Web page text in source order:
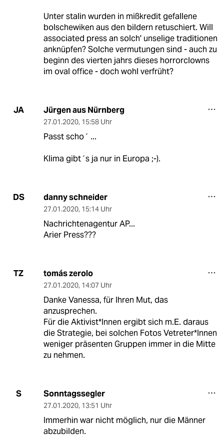
Unter stalin wurden in mißkredit gefallene
bolschewiken aus den bildern retuschiert. Will
associated press an solch' unselige traditionen
anknüpfen? Solche vermutungen sind - auch zu
beginn des vierten jahrs dieses horrorclowns
im oval office - doch wohl verfrüht?
JA Jürgen aus Nürnberg
27.01.2020, 15:58 Uhr
Passt scho´ ...
Klima gibt´s ja nur in Europa ;-).
DS danny schneider
27.01.2020, 15:14 Uhr
Nachrichtenagentur AP...
Arier Press???
TZ tomás zerolo
27.01.2020, 14:07 Uhr
Danke Vanessa, für Ihren Mut, das
anzusprechen.
Für die Aktivist*Innen ergibt sich m.E. daraus
die Strategie, bei solchen Fotos Vetreter*Innen
weniger präsenten Gruppen immer in die Mitte
zu nehmen.
S Sonntagssegler
27.01.2020, 13:51 Uhr
Immerhin war nicht möglich, nur die Männer
abzubilden.